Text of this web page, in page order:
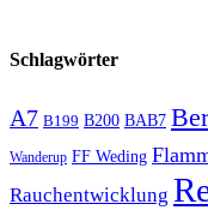
Schlagwörter
A7 B199 B200 BAB7
Wanderup FF Weding
Rauchentwicklung